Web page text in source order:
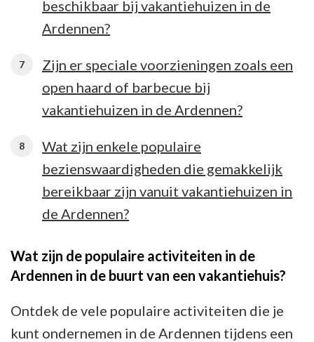
beschikbaar bij vakantiehuizen in de
Ardennen?
Zijn er speciale voorzieningen zoals een
open haard of barbecue bij
vakantiehuizen in de Ardennen?
Wat zijn enkele populaire
bezienswaardigheden die gemakkelijk
bereikbaar zijn vanuit vakantiehuizen in
de Ardennen?
Wat zijn de populaire activiteiten in de
Ardennen in de buurt van een vakantiehuis?
Ontdek de vele populaire activiteiten die je
kunt ondernemen in de Ardennen tijdens een